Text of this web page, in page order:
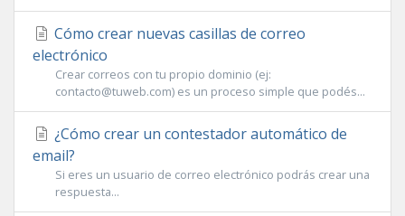
Cómo crear nuevas casillas de correo
electrónico
Crear correos con tu propio dominio (ej:
contacto@tuweb.com) es un proceso simple que podés...
¿Cómo crear un contestador automático de
email?
Si eres un usuario de correo electrónico podrás crear una
respuesta...